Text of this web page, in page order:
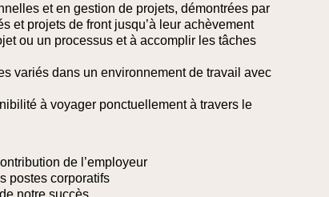
et en gestion de projets, démontrées par
et projets de front jusqu’à leur achèvement
ou un processus et à accomplir les tâches
variés dans un environnement de travail avec
à voyager ponctuellement à travers le
de l’employeur
postes corporatifs
notre succès